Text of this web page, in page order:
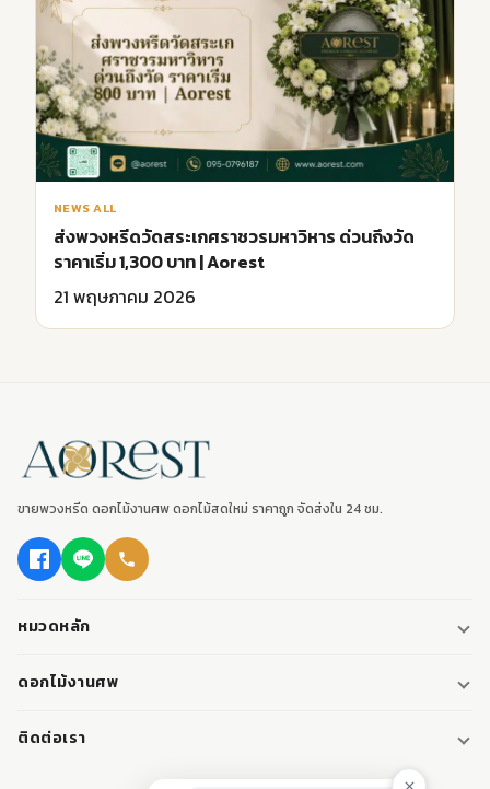
NEWS ALL
ส่งพวงหรีดวัดสระเกศราชวรมหาวิหาร ด่วนถึงวัด
ราคาเริ่ม 1,300 บาท | Aorest
21 พฤษภาคม 2026
ขายพวงหรีด ดอกไม้งานศพ ดอกไม้สดใหม่ ราคาถูก จัดส่งใน 24 ชม.
หมวดหลัก
พวงหรีด
พวงหรีดมาลา
ดอกไม้งานศพ
ดอกไม้หน้าศพ
ติดต่อเรา